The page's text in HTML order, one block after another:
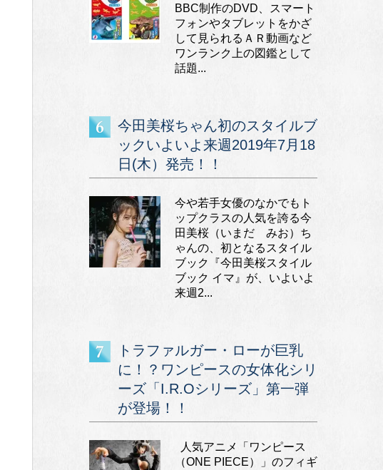
BBC制作のDVD、スマート
フォンやタブレットをかざ
して見られるＡＲ動画など
ワンランク上の図鑑として
話題...
今田美桜ちゃん初のスタイルブ
ックいよいよ来週2019年7月18
日(木）発売！！
今や若手女優のなかでもト
ップクラスの人気を誇る今
田美桜（いまだ みお）ち
ゃんの、初となるスタイル
ブック『今田美桜スタイル
ブック イマ』が、いよいよ
来週2...
トラファルガー・ローが巨乳
に！？ワンピースの女体化シリ
ーズ「I.R.Oシリーズ」第一弾
が登場！！
人気アニメ「ワンピース
（ONE PIECE）」のフィギ